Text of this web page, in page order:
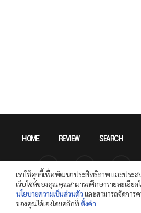
HOME REVIEW SEARCH
Copyright © 2026 SPECPHONE.COM All
เราใช้คุกกี้เพื่อพัฒนาประสิทธิภาพ และประส
เว็บไซต์ของคุณ คุณสามารถศึกษารายละเอียด
นโยบายความเป็นส่วนตัว และสามารถจัดการ
ของคุณได้เองโดยคลิกที่ ตั้งค่า